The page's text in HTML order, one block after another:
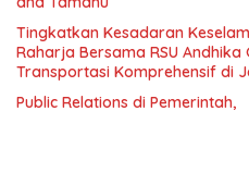
Tingkatkan Kesadaran
Raharja Bersama RSU
Transportasi Komprehensif di
Public Relations di Pemerintah,